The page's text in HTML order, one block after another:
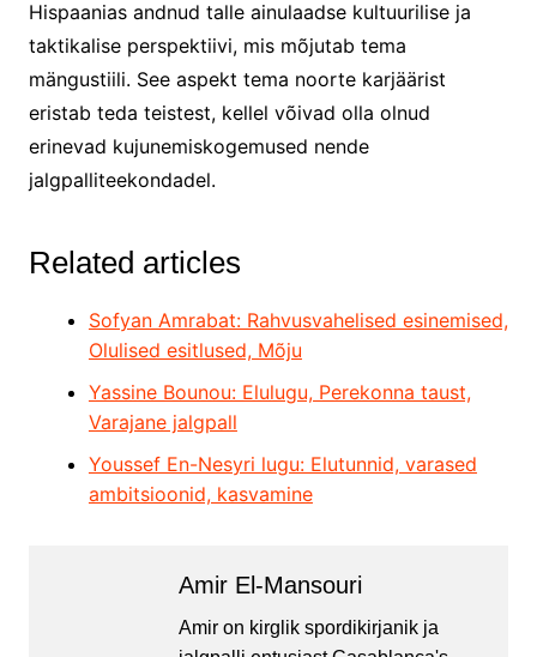
Hispaanias andnud talle ainulaadse kultuurilise ja
taktikalise perspektiivi, mis mõjutab tema
mängustiili. See aspekt tema noorte karjäärist
eristab teda teistest, kellel võivad olla olnud
erinevad kujunemiskogemused nende
jalgpalliteekondadel.
Related articles
Sofyan Amrabat: Rahvusvahelised esinemised,
Olulised esitlused, Mõju
Yassine Bounou: Elulugu, Perekonna taust,
Varajane jalgpall
Youssef En-Nesyri lugu: Elutunnid, varased
ambitsioonid, kasvamine
Amir El-Mansouri
Amir on kirglik spordikirjanik ja